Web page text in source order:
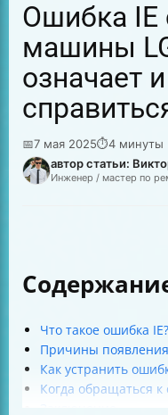
Ошибка IE
машины
означает
📅7 мая 2025⏱4 минуты
автор статьи:
Инженер / мастер по
Что такое ошибка IE?
Причины
Как устранить
Когда обращаться к